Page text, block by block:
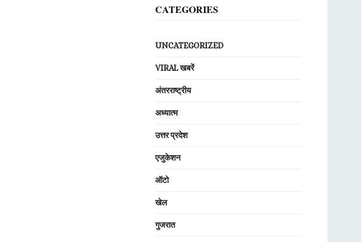
CATEGORIES
UNCATEGORIZED
VIRAL खबरें
अंतरराष्ट्रीय
अध्यात्म
उत्तर प्रदेश
एजुकेशन
ऑटो
खेल
गुजरात